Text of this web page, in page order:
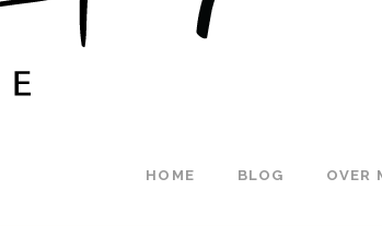
HOME BLOG OVER